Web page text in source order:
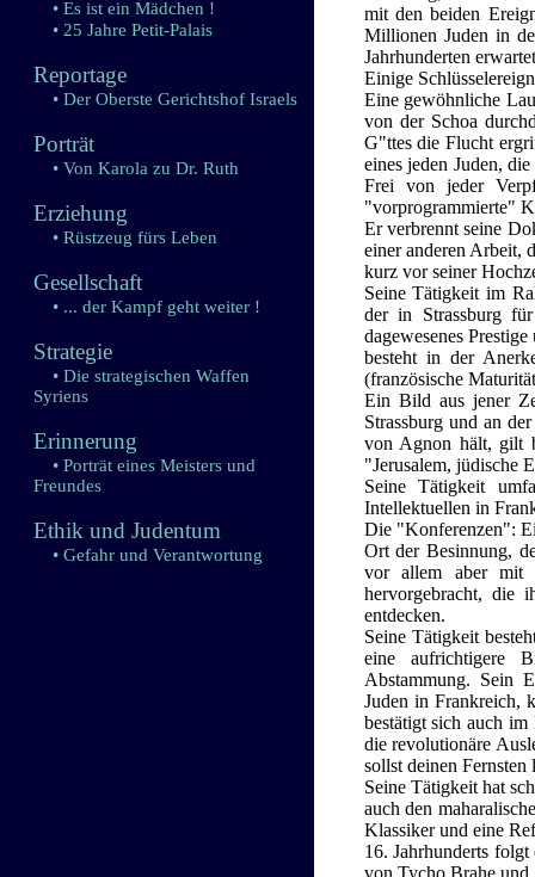
• Es ist ein Mädchen !
• 25 Jahre Petit-Palais
Reportage
• Der Oberste Gerichtshof Israels
Porträt
• Von Karola zu Dr. Ruth
Erziehung
• Rüstzeug fürs Leben
Gesellschaft
• ... der Kampf geht weiter !
Strategie
• Die strategischen Waffen
Syriens
Erinnerung
• Porträt eines Meisters und
Freundes
Ethik und Judentum
• Gefahr und Verantwortung
mit den beiden
Millionen Juden in
Jahrhunderten
Einige
Eine gewöhnliche
von der Schoa
G"ttes die Flucht
eines jeden Juden,
Frei von jeder
"vorprogrammierte"
Er verbrennt seine
einer anderen Arbeit,
kurz vor seiner
Seine Tätigkeit im
der in Strassburg
dagewesenes
besteht in der
(französische
Ein Bild aus jener
Strassburg und an
von Agnon hält, gilt
"Jerusalem, jüdische
Seine Tätigkeit
Intellektuellen in
Die "Konferenzen":
Ort der Besinnung,
vor allem aber mit
hervorgebracht, die
entdecken.
Seine Tätigkeit
eine aufrichtigere
Abstammung. Sein
Juden in Frankreich,
bestätigt sich auch
die revolutionäre
sollst deinen
Seine Tätigkeit hat
auch den
Klassiker und eine
16. Jahrhunderts
von Tycho Brahe und